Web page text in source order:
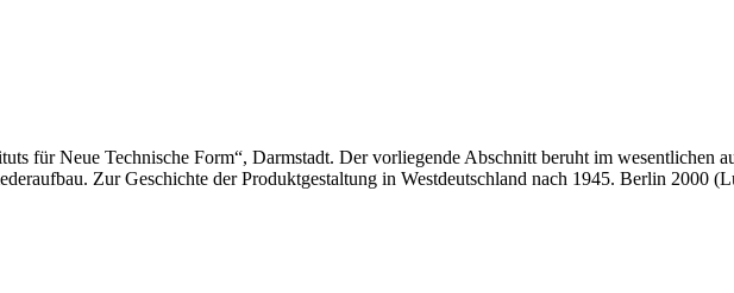
für Neue Technische Form“, Darmstadt. Der vorliegende Abschnitt beruht im wesentlichen
Zur Geschichte der Produktgestaltung in Westdeutschland nach 1945. Berlin 2000